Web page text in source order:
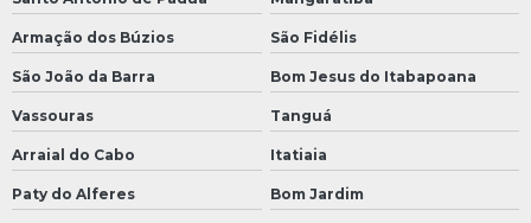
Armação dos Búzios São Fidélis
São João da Barra Bom Jesus do Itabapoana
Vassouras Tanguá
Arraial do Cabo Itatiaia
Paty do Alferes Bom Jardim